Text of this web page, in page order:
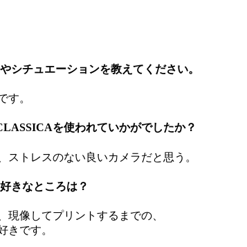
シチュエーションを教えてください。
す。
を使われていかがでしたか？
ストレスのない良いカメラだと思う。
きなところは？
現像してプリントするまでの、
きです。